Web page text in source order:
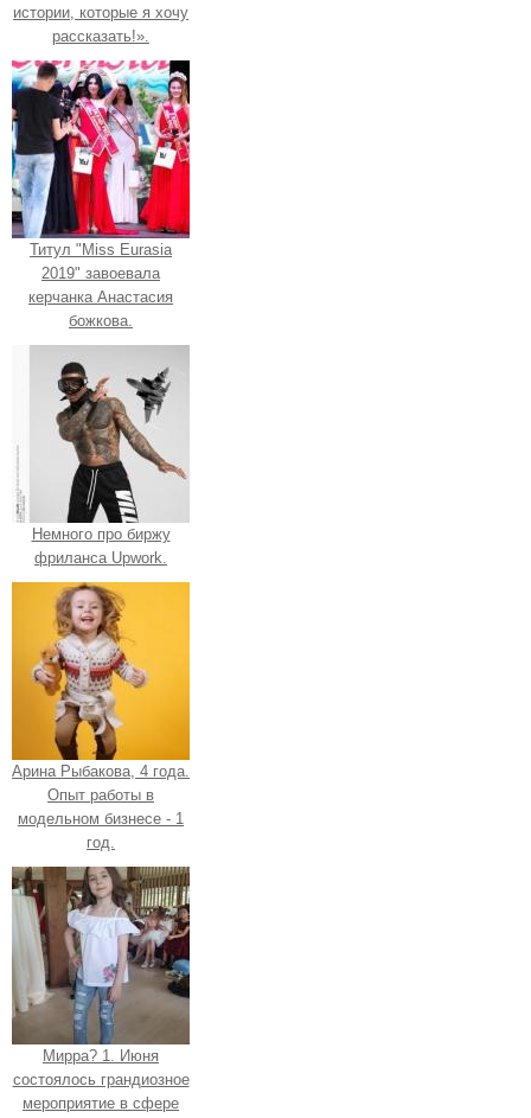
истории, которые я хочу
рассказать!».
Титул "Miss Eurasia
2019" завоевала
керчанка Анастасия
божкова.
Немного про биржу
фриланса Upwork.
Арина Рыбакова, 4 года.
Опыт работы в
модельном бизнесе - 1
год.
Мирра? 1. Июня
состоялось грандиозное
мероприятие в сфере